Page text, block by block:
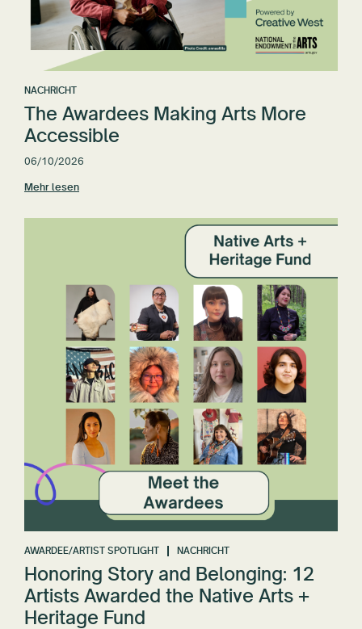
NACHRICHT
The Awardees Making Arts More
Accessible
06/10/2026
Mehr lesen
AWARDEE/ARTIST SPOTLIGHT NACHRICHT
Honoring Story and Belonging: 12
Artists Awarded the Native Arts +
Heritage Fund